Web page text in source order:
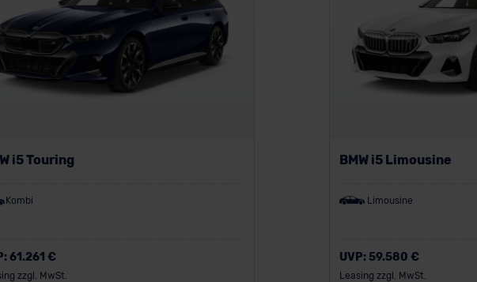
i5 Touring
Kombi
61.261 €
zzgl. MwSt.
BMW i5 Limousine
Limousine
UVP:59.580 €
Leasing zzgl. MwSt.